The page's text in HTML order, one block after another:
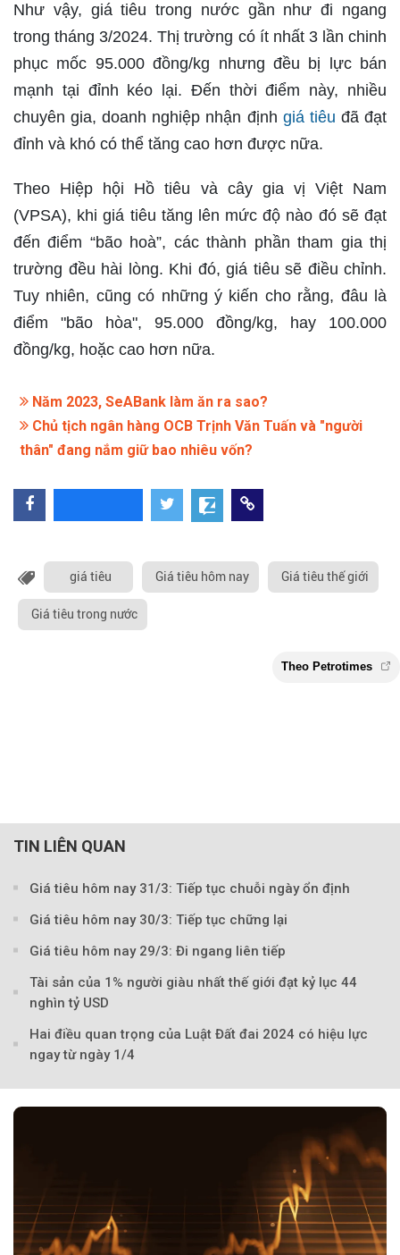
Như vậy, giá tiêu trong nước gần như đi ngang
trong tháng 3/2024. Thị trường có ít nhất 3 lần chinh
phục mốc 95.000 đồng/kg nhưng đều bị lực bán
mạnh tại đỉnh kéo lại. Đến thời điểm này, nhiều
chuyên gia, doanh nghiệp nhận định giá tiêu đã đạt
đỉnh và khó có thể tăng cao hơn được nữa.
Theo Hiệp hội Hồ tiêu và cây gia vị Việt Nam
(VPSA), khi giá tiêu tăng lên mức độ nào đó sẽ đạt
đến điểm “bão hoà”, các thành phần tham gia thị
trường đều hài lòng. Khi đó, giá tiêu sẽ điều chỉnh.
Tuy nhiên, cũng có những ý kiến cho rằng, đâu là
điểm "bão hòa", 95.000 đồng/kg, hay 100.000
đồng/kg, hoặc cao hơn nữa.
Năm 2023, SeABank làm ăn ra sao?
Chủ tịch ngân hàng OCB Trịnh Văn Tuấn và "người
thân" đang nắm giữ bao nhiêu vốn?
giá tiêu Giá tiêu hôm nay Giá tiêu thế giới
Giá tiêu trong nước
TIN LIÊN QUAN
Giá tiêu hôm nay 31/3: Tiếp tục chuỗi ngày ổn định
Giá tiêu hôm nay 30/3: Tiếp tục chững lại
Giá tiêu hôm nay 29/3: Đi ngang liên tiếp
Tài sản của 1% người giàu nhất thế giới đạt kỷ lục 44
nghìn tỷ USD
Hai điều quan trọng của Luật Đất đai 2024 có hiệu lực
ngay từ ngày 1/4